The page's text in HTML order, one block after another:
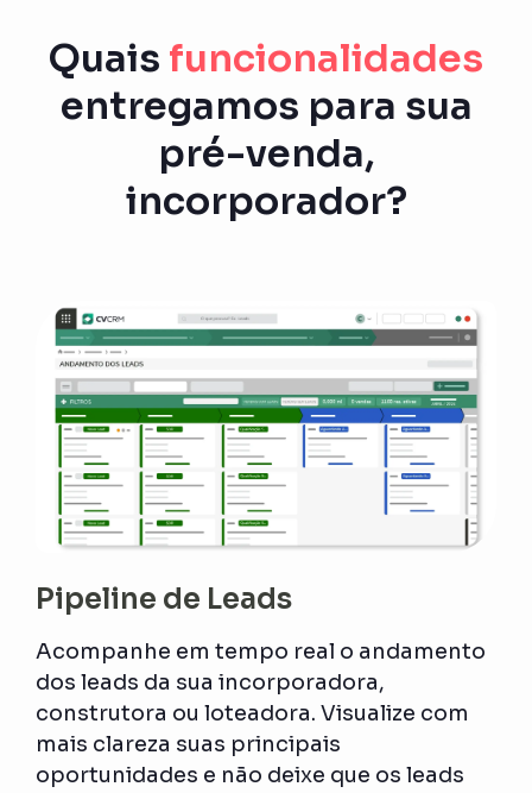
Quais funcionalidades
entregamos para sua
pré-venda,
incorporador?
Pipeline de Leads
Acompanhe em tempo real o andamento
dos leads da sua incorporadora,
construtora ou loteadora. Visualize com
mais clareza suas principais
oportunidades e não deixe que os leads